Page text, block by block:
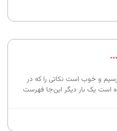
و خوب است نکاتی را که در
است یک بار دیگر این‌جا فهرست